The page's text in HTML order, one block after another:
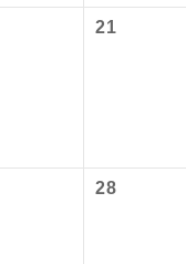
21
28
が必要となります。
があります。